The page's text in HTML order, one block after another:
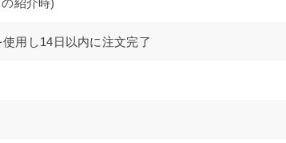
紹介時)
用し14日以内に注文完了